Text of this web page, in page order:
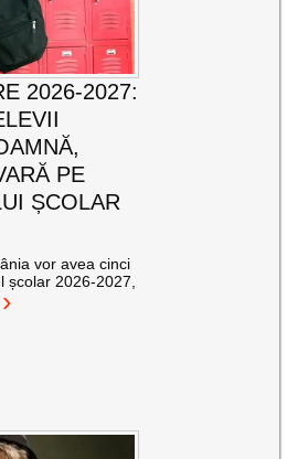
2026-2027:
PE
ȘCOLAR
vor avea cinci
școlar 2026-2027,